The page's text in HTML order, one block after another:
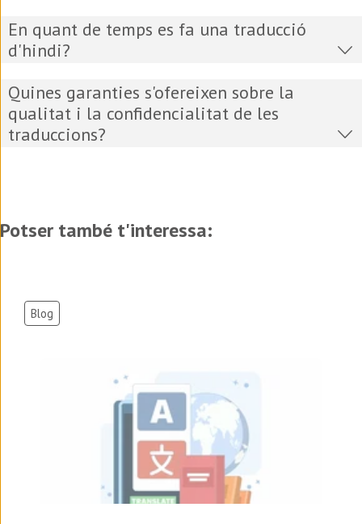
En quant de temps es fa una traducció
d'hindi?
Quines garanties s'ofereixen sobre la
qualitat i la confidencialitat de les
traduccions?
Potser també t'interessa:
Blog